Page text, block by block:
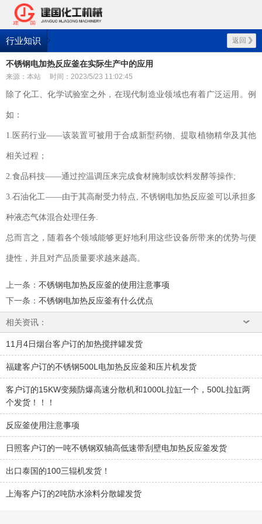
行业知识 返回
不锈钢电加热反应釜在实际生产中的应用
来源：本站 时间：2023/5/23 11:02:45
除了化工、化学试验室之外，在现代制造业领域也有着广泛运用。例
如：
1.医药行业——该装置可被用于合成新型药物、提取植物精华及其他
相关过程；
2.食品科技——通过控温调压来完成食材腌制或饮料发酵等操作;
3.石油化工——由于其高耐受力特点, 不锈钢电加热反应釜可以承担多
种液态气体混合处理任务.
总而言之，随着各个领域能够更好地利用这些设备所带来的优势与便
捷性，并且对产品质量要求越来越高。
上一条 ： 不锈钢电加热反应釜的使用注意事项
下一条 ： 不锈钢电加热反应釜有什么优点
相关资讯：
11月4日烟台客户订的加热搅拌罐发货
福建客户订的不锈钢500L电加热反应釜和压片机发货
客户订的15KW变频防爆高速分散机和1000L拉缸一个，500L拉缸两
个发货！！！
反应釜使用注意事项
日照客户订的一吨不锈钢双轴高低速带刮壁电加热反应釜发货
出口泰国的100三辊机发货！
上海客户订的2吨防水涂料分散罐发货